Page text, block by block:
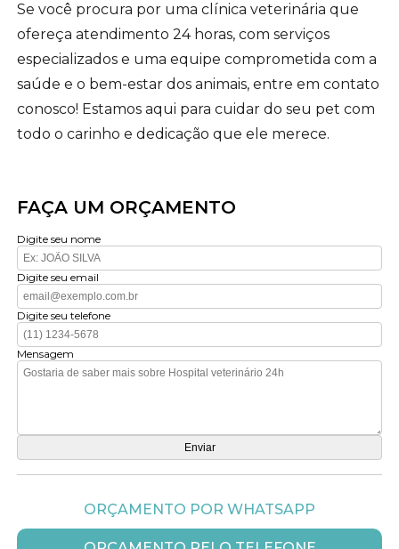
Se você procura por uma clínica veterinária que
ofereça atendimento 24 horas, com serviços
especializados e uma equipe comprometida com a
saúde e o bem-estar dos animais, entre em contato
conosco! Estamos aqui para cuidar do seu pet com
todo o carinho e dedicação que ele merece.
FAÇA UM ORÇAMENTO
Digite seu nome
Digite seu email
Digite seu telefone
Mensagem
ORÇAMENTO POR WHATSAPP